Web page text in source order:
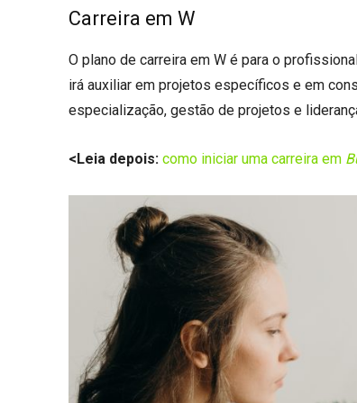
Carreira em W
O plano de carreira em W é para o
irá auxiliar em projetos específicos e em
especialização, gestão de projetos e
<Leia depois: como iniciar uma carreira em